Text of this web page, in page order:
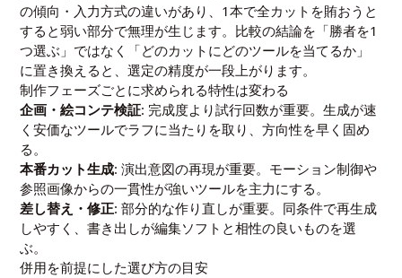
の傾向・入力方式の違いがあり、1本で全カットを賄おうと
すると弱い部分で無理が生じます。比較の結論を「勝者を1
つ選ぶ」ではなく「どのカットにどのツールを当てるか」
に置き換えると、選定の精度が一段上がります。
制作フェーズごとに求められる特性は変わる
企画・絵コンテ検証: 完成度より試行回数が重要。生成が速
く安価なツールでラフに当たりを取り、方向性を早く固め
る。
本番カット生成: 演出意図の再現が重要。モーション制御や
参照画像からの一貫性が強いツールを主力にする。
差し替え・修正: 部分的な作り直しが重要。同条件で再生成
しやすく、書き出しが編集ソフトと相性の良いものを選
ぶ。
併用を前提にした選び方の目安